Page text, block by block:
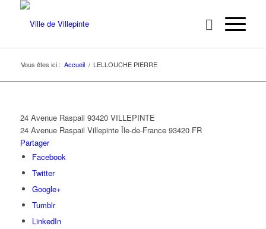
Vous êtes ici : Accueil / LELLOUCHE PIERRE
24 Avenue Raspail 93420 VILLEPINTE
24 Avenue Raspail Villepinte Île-de-France 93420 FR
Partager
Facebook
Twitter
Google+
Tumblr
LinkedIn